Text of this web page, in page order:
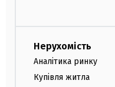
Нерухомість
Аналітика ринку
Купівля житла